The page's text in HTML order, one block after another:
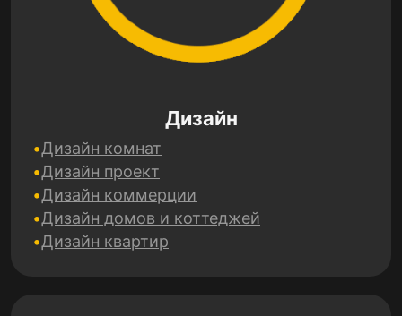
Дизайн
Дизайн комнат
Дизайн проект
Дизайн коммерции
Дизайн домов и коттеджей
Дизайн квартир